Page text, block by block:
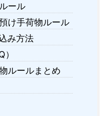
ール
け手荷物ルール
み方法
ルールまとめ